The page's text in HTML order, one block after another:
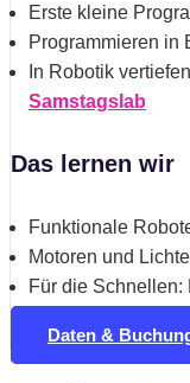
Erste kleine
Programmieren in
In Robotik
Samstagslab
Das lernen wir
Funktionale
Motoren und
Für die Schnellen:
Daten &